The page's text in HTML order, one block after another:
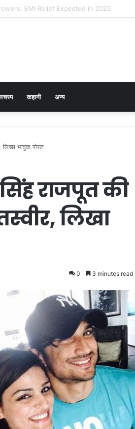
Why HPV Vaccination for Males is Critical
कहानी अन्य
भावुक पोस्ट
राजपूत की
लिखा
0 3 minutes read